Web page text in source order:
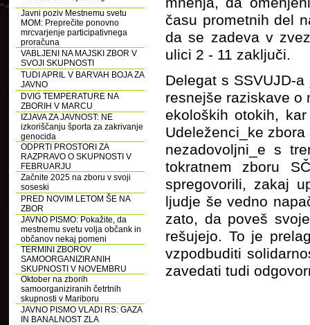
Javni poziv Mestnemu svetu
MOM: Preprečite ponovno
mrcvarjenje participativnega
proračuna
VABLJENI NA MAJSKI ZBOR V
SVOJI SKUPNOSTI
TUDI APRIL V BARVAH BOJA ZA
JAVNO
DVIG TEMPERATURE NA
ZBORIH V MARCU
IZJAVA ZA JAVNOST: NE
izkoriščanju športa za zakrivanje
genocida
ODPRTI PROSTORI ZA
RAZPRAVO O SKUPNOSTI V
FEBRUARJU
Začnite 2025 na zboru v svoji
soseski
PRED NOVIM LETOM ŠE NA
ZBOR
JAVNO PISMO: Pokažite, da
mestnemu svetu volja občank in
občanov nekaj pomeni
TERMINI ZBOROV
SAMOORGANIZIRANIH
SKUPNOSTI V NOVEMBRU
Oktober na zborih
samoorganiziranih četrtnih
skupnosti v Mariboru
JAVNO PISMO VLADI RS: GAZA
IN BANALNOST ZLA
času prometnih del
da se zadeva v
ulici 2 - 11 zaključi.
Delegat s SSVUJD-
resnejše raziskave o
ekoloških otokih,
Udeleženci_ke
nezadovoljni_e s
tokratnem zboru
spregovorili, zakaj
ljudje še vedno
zato, da poveš
rešujejo. To je
vzpodbuditi
zavedati tudi